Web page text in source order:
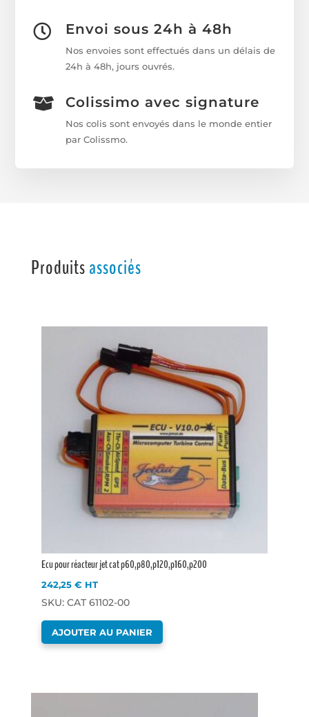
 Envoi sous 24h à 48h
Nos envoies sont effectués dans un délais de
24h à 48h, jours ouvrés.
 Colissimo avec signature
Nos colis sont envoyés dans le monde entier
par Colissmo.
Produitsassociés
Ecu pour réacteur jet cat p60,p80,p120,p160,p200
242,25 € HT
SKU: CAT 61102-00
AJOUTER AU PANIER